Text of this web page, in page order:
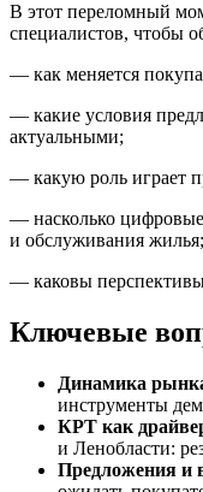
В этот переломный
специалистов, чтобы
— как меняется
— какие условия
актуальными;
— какую роль играет
— насколько цифровые
и обслуживания жилья;
— каковы
Ключевые
Динамика
инструменты
КРТ как
и Ленобласти:
Предложения и